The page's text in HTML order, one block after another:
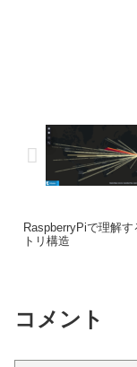
RaspberryPiで理解
トリ構造
コメント